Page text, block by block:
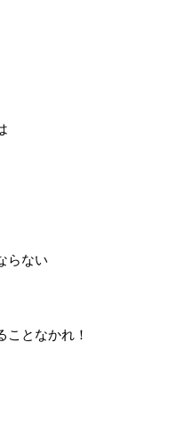
らない
ことなかれ！